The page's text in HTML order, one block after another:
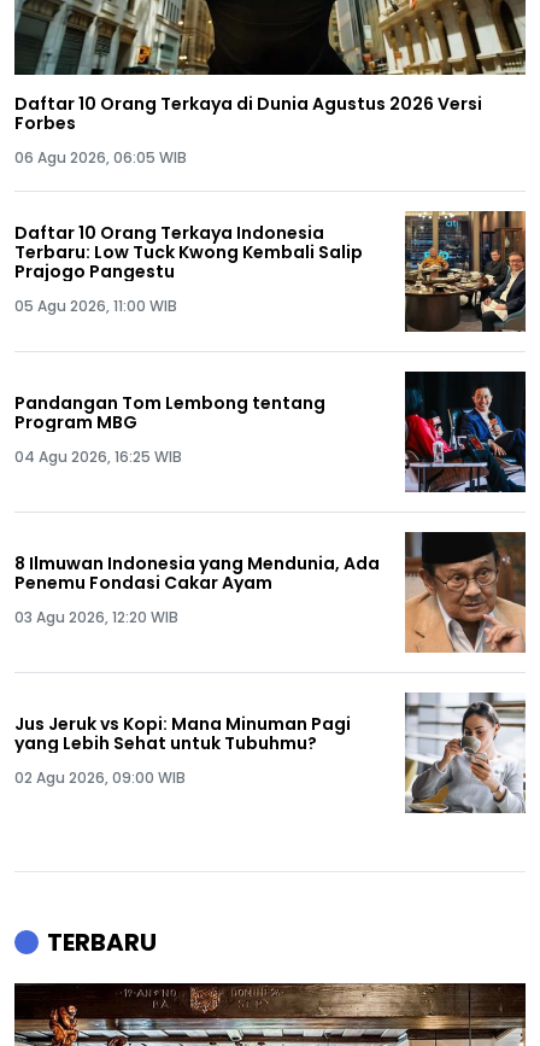
Daftar 10 Orang Terkaya di Dunia Agustus 2026 Versi
Forbes
06 Agu 2026, 06:05 WIB
Daftar 10 Orang Terkaya Indonesia
Terbaru: Low Tuck Kwong Kembali Salip
Prajogo Pangestu
05 Agu 2026, 11:00 WIB
Pandangan Tom Lembong tentang
Program MBG
04 Agu 2026, 16:25 WIB
8 Ilmuwan Indonesia yang Mendunia, Ada
Penemu Fondasi Cakar Ayam
03 Agu 2026, 12:20 WIB
Jus Jeruk vs Kopi: Mana Minuman Pagi
yang Lebih Sehat untuk Tubuhmu?
02 Agu 2026, 09:00 WIB
TERBARU